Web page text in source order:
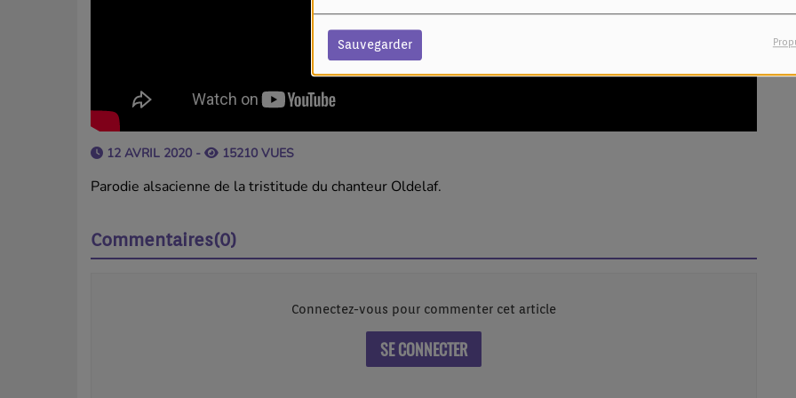
Sauvegarder
12 AVRIL 2020 - 15210 VUES
Parodie alsacienne de la tristitude du chanteur Oldelaf.
Commentaires(0)
Connectez-vous pour commenter cet article
SE CONNECTER